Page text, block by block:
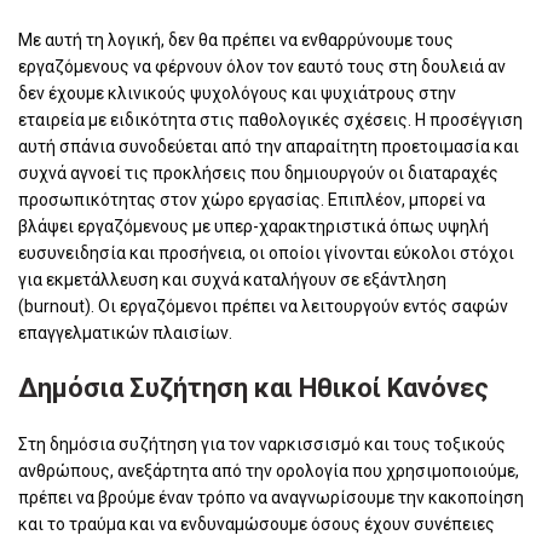
Με αυτή τη λογική, δεν θα πρέπει να ενθαρρύνουμε τους
εργαζόμενους να φέρνουν όλον τον εαυτό τους στη δουλειά αν
δεν έχουμε κλινικούς ψυχολόγους και ψυχιάτρους στην
εταιρεία με ειδικότητα στις παθολογικές σχέσεις. Η προσέγγιση
αυτή σπάνια συνοδεύεται από την απαραίτητη προετοιμασία και
συχνά αγνοεί τις προκλήσεις που δημιουργούν οι διαταραχές
προσωπικότητας στον χώρο εργασίας. Επιπλέον, μπορεί να
βλάψει εργαζόμενους με υπερ-χαρακτηριστικά όπως υψηλή
ευσυνειδησία και προσήνεια, οι οποίοι γίνονται εύκολοι στόχοι
για εκμετάλλευση και συχνά καταλήγουν σε εξάντληση
(burnout). Οι εργαζόμενοι πρέπει να λειτουργούν εντός σαφών
επαγγελματικών πλαισίων.
Δημόσια Συζήτηση και Ηθικοί Κανόνες
Στη δημόσια συζήτηση για τον ναρκισσισμό και τους τοξικούς
ανθρώπους, ανεξάρτητα από την ορολογία που χρησιμοποιούμε,
πρέπει να βρούμε έναν τρόπο να αναγνωρίσουμε την κακοποίηση
και το τραύμα και να ενδυναμώσουμε όσους έχουν συνέπειες